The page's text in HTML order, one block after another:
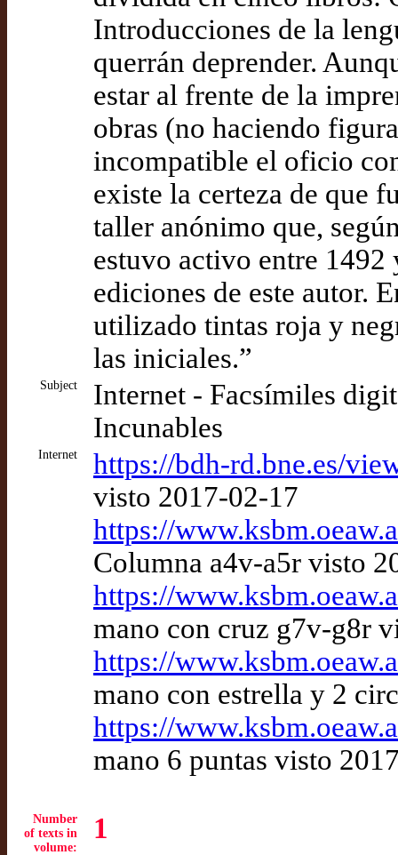
Introducciones de la
querrán deprender.
estar al frente de la
obras (no haciendo
incompatible el oficio
existe la certeza de que
taller anónimo que,
estuvo activo entre
ediciones de este autor.
utilizado tintas roja y
las iniciales.”
Subject
Internet - Facsímiles
Incunables
Internet
https://bdh-rd.bne.es/
visto 2017-02-17
https://
Columna a4v-a5r visto
https://
mano con cruz g7v-g8r
https://
mano con estrella y 2
https://
mano 6 puntas visto
Number
of texts in
volume:
1